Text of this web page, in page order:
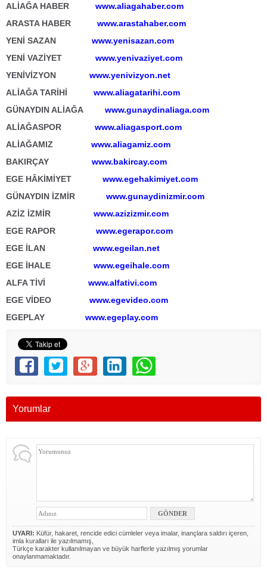
ALİAĞA HABER www.aliagahaber.com
ARASTA HABER www.arastahaber.com
YENİ SAZAN www.yenisazan.com
YENİ VAZİYET www.yenivaziyet.com
YENİVİZYON www.yenivizyon.net
ALİAĞA TARİHİ www.aliagatarihi.com
GÜNAYDIN ALİAĞA
www.gunaydinaliaga.com
ALİAĞASPOR www.aliagasport.com
ALİAĞAMIZ www.aliagamiz.com
BAKIRÇAY www.bakircay.com
EGE HÂKİMİYET www.egehakimiyet.com
GÜNAYDIN İZMİR www.gunaydinizmir.com
AZİZ İZMİR www.azizizmir.com
EGE RAPOR www.egerapor.com
EGE İLAN www.egeilan.net
EGE İHALE www.egeihale.com
ALFA TİVİ www.alfativi.com
EGE VİDEO www.egevideo.com
EGEPLAY www.egeplay.com
Yorumlar
UYARI: Küfür, hakaret, rencide edici cümleler veya imalar, inançlara saldırı içeren,
imla kuralları ile yazılmamış,
Türkçe karakter kullanılmayan ve büyük harflerle yazılmış yorumlar
onaylanmamaktadır.